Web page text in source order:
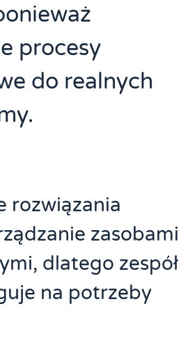
procesy
do realnych
rozwiązania
zasobami
dlatego zespół
na potrzeby